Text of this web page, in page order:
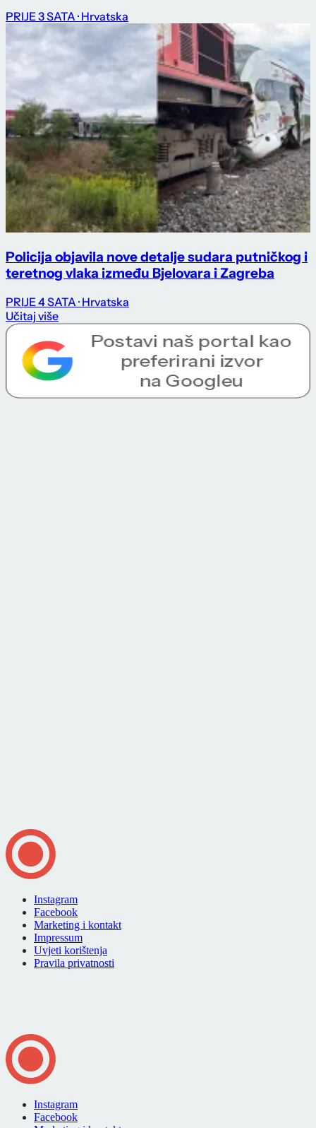
PRIJE 3 SATA · Hrvatska
Policija objavila nove detalje sudara putničkog i
teretnog vlaka između Bjelovara i Zagreba
PRIJE 4 SATA · Hrvatska
Učitaj više
Instagram
Facebook
Marketing i kontakt
Impressum
Uvjeti korištenja
Pravila privatnosti
Instagram
Facebook